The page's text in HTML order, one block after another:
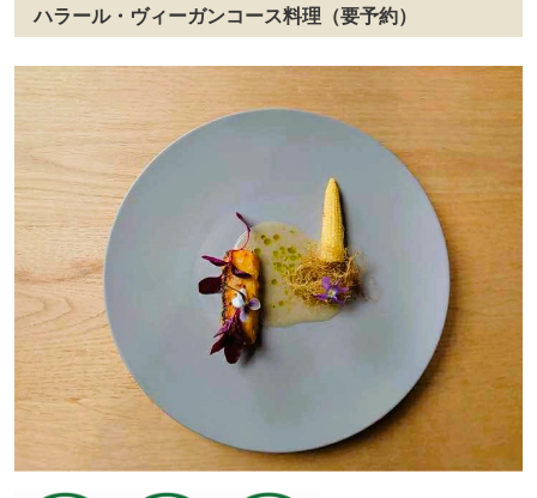
ハラール・ヴィーガンコース料理（要予約）